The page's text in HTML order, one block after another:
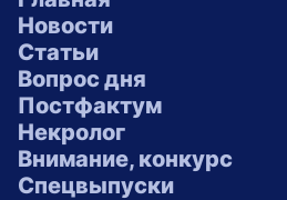
Новости
Статьи
Вопрос дня
Постфактум
Некролог
Внимание, конкурс
Спецвыпуски